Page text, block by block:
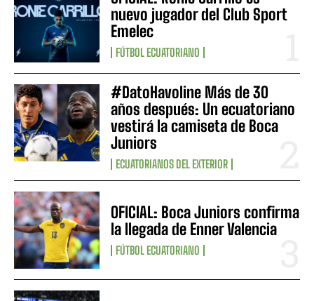
nuevo jugador del Club Sport
Emelec
FÚTBOL ECUATORIANO
#DatoHavoline Más de 30
años después: Un ecuatoriano
vestirá la camiseta de Boca
Juniors
ECUATORIANOS DEL EXTERIOR
OFICIAL: Boca Juniors confirma
la llegada de Enner Valencia
FÚTBOL ECUATORIANO